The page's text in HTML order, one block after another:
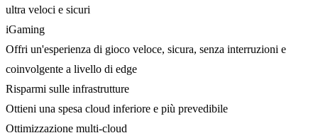
ultra veloci e sicuri
iGaming
Offri un'esperienza di gioco veloce, sicura, senza interruzioni e
coinvolgente a livello di edge
Risparmi sulle infrastrutture
Ottieni una spesa cloud inferiore e più prevedibile
Ottimizzazione multi-cloud